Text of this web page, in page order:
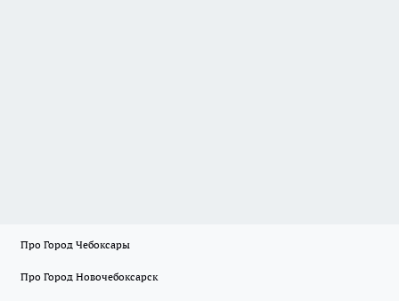
Про Город Чебоксары
Про Город Новочебоксарск